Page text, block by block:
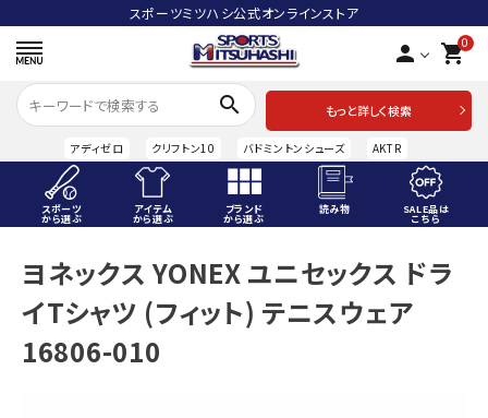
スポーツミツハシ公式オンラインストア
person 0
shopping_cart
search
もっと詳しく検索
アディゼロ クリフトン10 バドミントンシューズ AKTR
スポーツ
から選ぶ
アイテム
から選ぶ
ブランド
から選ぶ
読み物 SALE品は
こちら
ACCOUNT MENU
ようこそ ゲスト 様
meeting_room ログイン
ヨネックス YONEX ユニセックス ドラ
イTシャツ (フィット) テニスウェア
16806-010